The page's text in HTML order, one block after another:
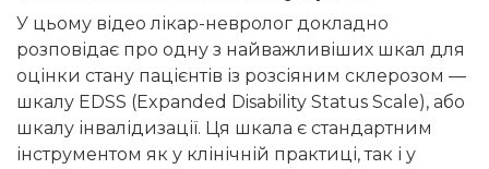
У цьому відео лікар-невролог докладно
розповідає про одну з найважливіших шкал для
оцінки стану пацієнтів із розсіяним склерозом —
шкалу EDSS (Expanded Disability Status Scale), або
шкалу інвалідизації. Ця шкала є стандартним
інструментом як у клінічній практиці, так і у